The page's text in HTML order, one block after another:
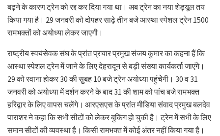
बढ़ने के कारण ट्रेन को रद्द कर दिया गया था। अब ट्रेन का नया शेड्यूल तय
किया गया है। 29 जनवरी को दोपहर साढ़े तीन बजे आस्था स्पेशल ट्रेन 1500
रामभक्तों को अयोध्या लेकर जाएगी।
राष्ट्रीय स्वयंसेवक संघ के प्रांत प्रचार प्रमुख संजय कुमार का कहना हैं कि
आस्था स्पेशल ट्रेन में जाने के लिए देहरादून से बड़ी संख्या कार्यकर्ता जाएंगे।
29 को रवाना होकर 30 की सुबह 10 बजे ट्रेन अयोध्या पहुंचेेगी। 30 व 31
जनवरी को अयोध्या में दर्शन करने के बाद 31 की शाम को पांच बजे रामभक्त
हरिद्वार के लिए वापस चलेंगे। आरएसएस के प्रांत मीडिया संवाद प्रमुख बलदेव
पाराशर ने कहा कि सभी सीटों को लेकर बुकिंग हो चुकी है। ट्रेन में सभी के लिए
समान सीटों की व्यवस्था है। किसी रामभक्त में कोई अंतर नहीं किया गया है।